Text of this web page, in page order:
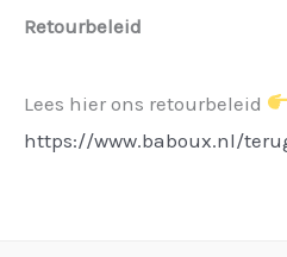
Retourbeleid
Lees hier ons retourbeleid
https://www.baboux.nl/